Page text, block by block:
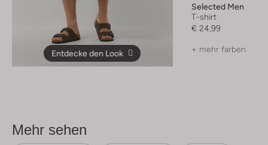
Entdecke den Look
Selected Men
T-shirt
€ 24,99
+ mehr farben
Mehr sehen